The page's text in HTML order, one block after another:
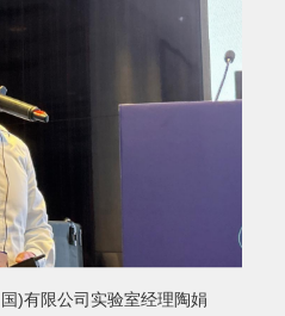
)有限公司实验室经理陶娟